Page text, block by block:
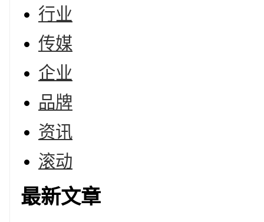
行业
传媒
企业
品牌
资讯
滚动
最新文章